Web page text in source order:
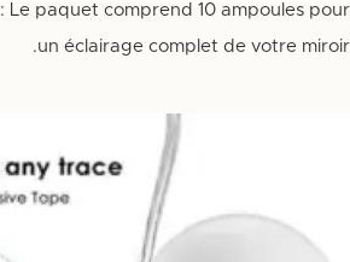
: Le paquet comprend 10 ampoules pour
un éclairage complet de votre miroir.